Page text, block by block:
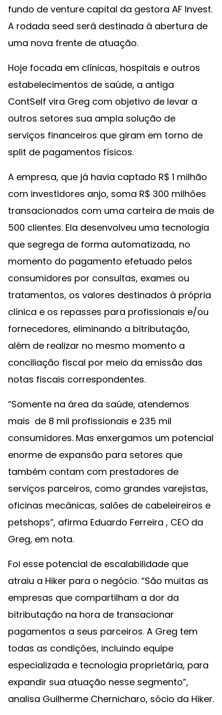
fundo de venture capital da gestora AF Invest.
A rodada seed será destinada à abertura de
uma nova frente de atuação.
Hoje focada em clínicas, hospitais e outros
estabelecimentos de saúde, a antiga
ContSelf vira Greg com objetivo de levar a
outros setores sua ampla solução de
serviços financeiros que giram em torno de
split de pagamentos físicos.
A empresa, que já havia captado R$ 1 milhão
com investidores anjo, soma R$ 300 milhões
transacionados com uma carteira de mais de
500 clientes. Ela desenvolveu uma tecnologia
que segrega de forma automatizada, no
momento do pagamento efetuado pelos
consumidores por consultas, exames ou
tratamentos, os valores destinados à própria
clínica e os repasses para profissionais e/ou
fornecedores, eliminando a bitributação,
além de realizar no mesmo momento a
conciliação fiscal por meio da emissão das
notas fiscais correspondentes.
“Somente na área da saúde, atendemos
mais de 8 mil profissionais e 235 mil
consumidores. Mas enxergamos um potencial
enorme de expansão para setores que
também contam com prestadores de
serviços parceiros, como grandes varejistas,
oficinas mecânicas, salões de cabeleireiros e
petshops”, afirma Eduardo Ferreira , CEO da
Greg, em nota.
Foi esse potencial de escalabilidade que
atraiu a Hiker para o negócio. “São muitas as
empresas que compartilham a dor da
bitributação na hora de transacionar
pagamentos a seus parceiros. A Greg tem
todas as condições, incluindo equipe
especializada e tecnologia proprietária, para
expandir sua atuação nesse segmento”,
analisa Guilherme Chernicharo, sócio da Hiker.